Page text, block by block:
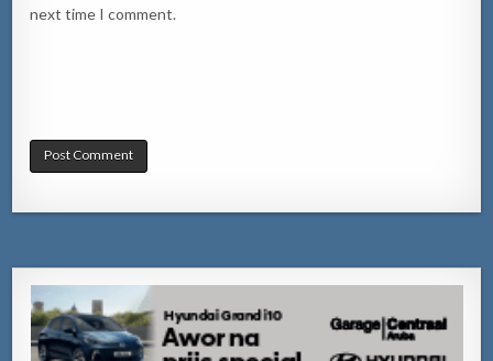
next time I comment.